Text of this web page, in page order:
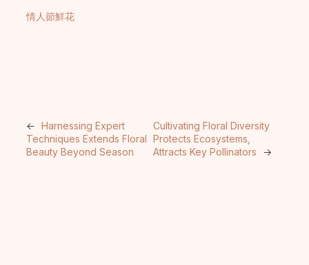
情人節鮮花
← Harnessing Expert
Techniques Extends Floral
Beauty Beyond Season
Cultivating Floral Diversity
Protects Ecosystems,
Attracts Key Pollinators
→